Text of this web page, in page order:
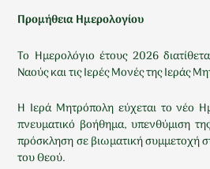
Προμήθεια Ημερολογίου
Το Ημερολόγιο έτους 2026
Ναούς και τις Ιερές Μονές της Ιεράς
Η Ιερά Μητρόπολη εύχεται το νέο
πνευματικό βοήθημα, υπενθύμιση
πρόσκληση σε βιωματική συμμετοχή
του Θεού.